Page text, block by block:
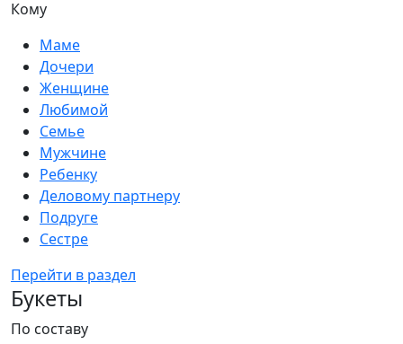
Кому
Маме
Дочери
Женщине
Любимой
Семье
Мужчине
Ребенку
Деловому партнеру
Подруге
Сестре
Перейти в раздел
Букеты
По составу